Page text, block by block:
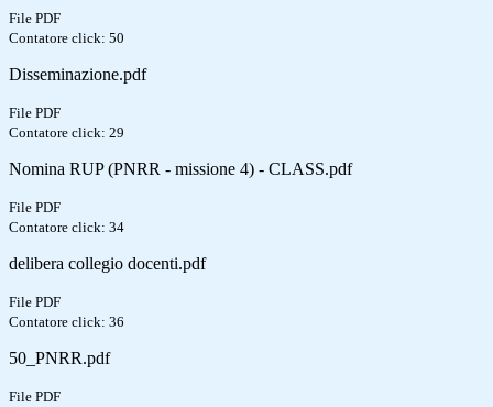
File PDF
Contatore click: 50
Disseminazione.pdf
File PDF
Contatore click: 29
Nomina RUP (PNRR - missione 4) - CLASS.pdf
File PDF
Contatore click: 34
delibera collegio docenti.pdf
File PDF
Contatore click: 36
50_PNRR.pdf
File PDF